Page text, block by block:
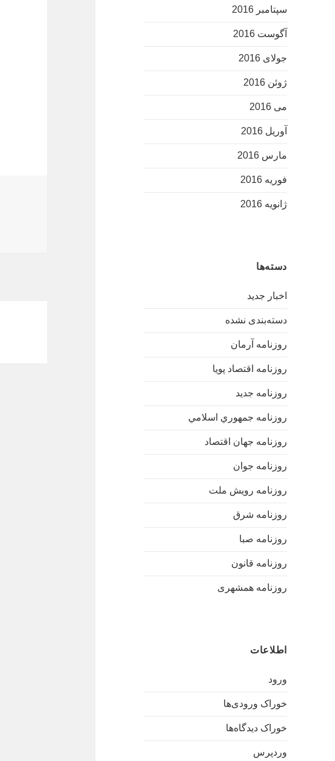
سپتامبر 2016
آگوست 2016
جولای 2016
ژوئن 2016
می 2016
آوریل 2016
مارس 2016
فوریه 2016
ژانویه 2016
دسته‌ها
اخبار جدید
دسته‌بندی نشده
روزنامه آرمان
روزنامه اقتصاد پویا
روزنامه جدید
روزنامه جمهوري اسلامي
روزنامه جهان اقتصاد
روزنامه جوان
روزنامه رویش ملت
روزنامه شرق
روزنامه صبا
روزنامه قانون
روزنامه همشهری
اطلاعات
ورود
خوراک ورودی‌ها
خوراک دیدگاه‌ها
وردپرس